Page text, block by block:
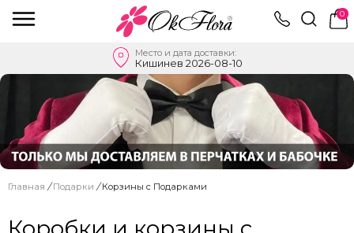
0
Место и дата доставки:
Кишинев 2026-08-10
Главная / Подарки / Корзины с Подарками